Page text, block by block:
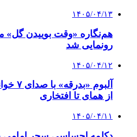
۱۴۰۵/۰۴/۱۳
هم‌نگاره «وقت بوییدن گل»
رونمایی شد
۱۴۰۵/۰۴/۱۲
آلبوم
از همای تا افتخاری
۱۴۰۵/۰۴/۱۱